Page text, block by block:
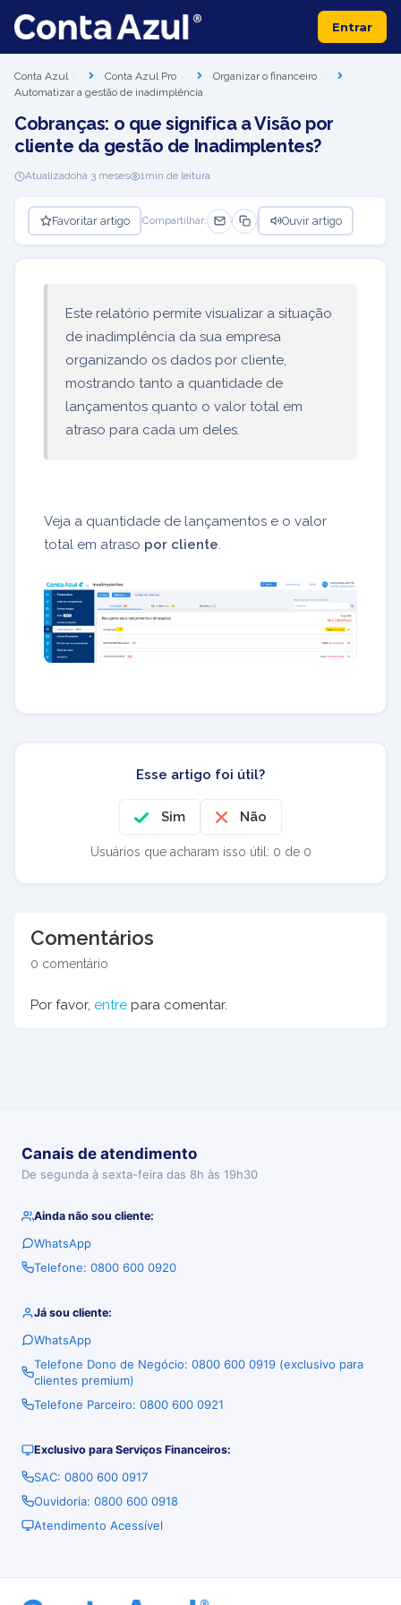
Entrar
Conta Azul Conta Azul Pro
Organizar o financeiro
Automatizar a gestão de inadimplência
Cobranças: o que significa a Visão por
cliente da gestão de Inadimplentes?
Atualizadohá 3 meses 1min de leitura
Favoritar artigo Compartilhar: Ouvir artigo
Este relatório permite visualizar a situação
de inadimplência da sua empresa
organizando os dados por cliente,
mostrando tanto a quantidade de
lançamentos quanto o valor total em
atraso para cada um deles.
Veja a quantidade de lançamentos e o valor
total em atraso por cliente
Esse artigo foi útil?
Sim Não
Usuários que acharam isso útil: 0 de 0
Comentários
0 comentário
Por favor, entre para comentar.
Canais de atendimento
De segunda à sexta-feira das 8h às 19h30
Ainda não sou cliente:
WhatsApp
Telefone: 0800 600 0920
Já sou cliente:
WhatsApp
Telefone Dono de Negócio: 0800 600 0919 (exclusivo para
clientes premium)
Telefone Parceiro: 0800 600 0921
Exclusivo para Serviços Financeiros:
SAC: 0800 600 0917
Ouvidoria: 0800 600 0918
Atendimento Acessível